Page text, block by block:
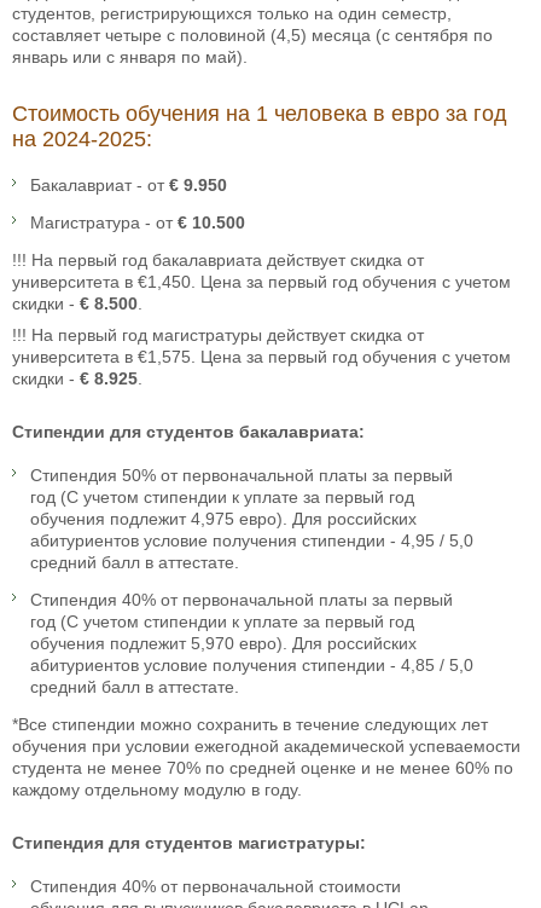
студентов, регистрирующихся только на один семестр,
составляет четыре с половиной (4,5) месяца (с сентября по
январь или с января по май).
Стоимость обучения на 1 человека в евро за год
на 2024-2025:
Бакалавриат - от€ 9.950
Магистратура - от€ 10.500
!!! На первый год бакалавриата действует скидка от
университета в €1,450. Цена за первый год обучения с учетом
скидки - € 8.500
!!! На первый год магистратуры действует скидка от
университета в €1,575. Цена за первый год обучения с учетом
скидки - € 8.925
Стипендии для студентов бакалавриата:
Стипендия 50% от первоначальной платы за первый
год (С учетом стипендии к уплате за первый год
обучения подлежит 4,975 евро). Для российских
абитуриентов условие получения стипендии - 4,95 / 5,0
средний балл в аттестате.
Стипендия 40% от первоначальной платы за первый
год (С учетом стипендии к уплате за первый год
обучения подлежит 5,970 евро). Для российских
абитуриентов условие получения стипендии - 4,85 / 5,0
средний балл в аттестате.
*Все стипендии можно сохранить в течение следующих лет
обучения при условии ежегодной академической успеваемости
студента не менее 70% по средней оценке и не менее 60% по
каждому отдельному модулю в году.
Стипендия для студентов магистратуры:
Стипендия 40% от первоначальной стоимости